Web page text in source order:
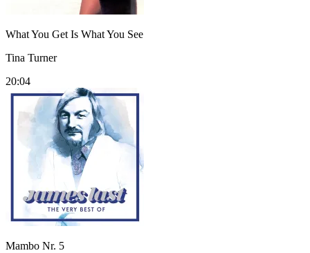
What You Get Is What You See
Tina Turner
20:04
Mambo Nr. 5